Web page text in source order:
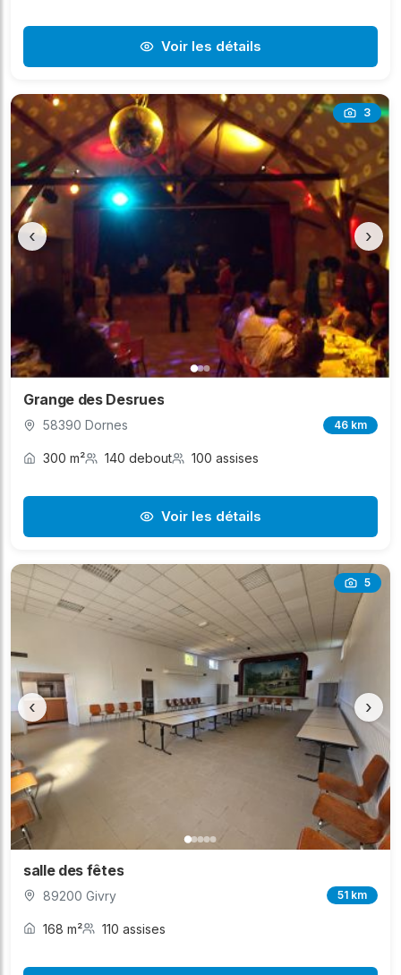
Voir les détails
3
‹ ›
Grange des Desrues
58390 Dornes 46 km
300 m² 140 debout 100 assises
Voir les détails
5
‹ ›
salle des fêtes
89200 Givry 51 km
168 m² 110 assises